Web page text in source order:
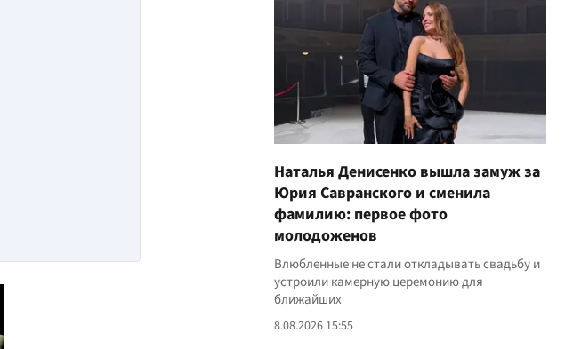
Наталья Денисенко вышла замуж за
Юрия Савранского и сменила
фамилию: первое фото
молодоженов
Влюбленные не стали откладывать свадьбу и
устроили камерную церемонию для
ближайших
8.08.2026 15:55